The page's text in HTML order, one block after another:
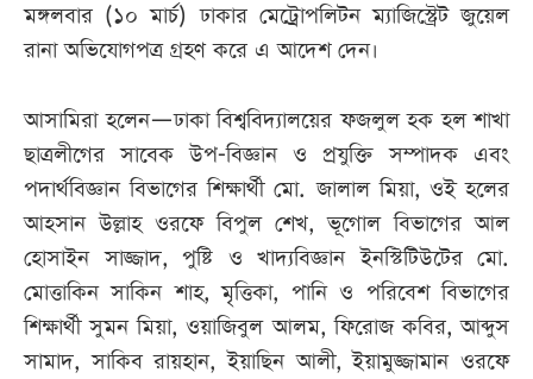
মঙ্গলবার (১০ মার্চ) ঢাকার মেট্রোপলিটন ম্যাজিস্ট্রেট জুয়েল
রানা অভিযোগপত্র গ্রহণ করে এ আদেশ দেন।
আসামিরা হলেন—ঢাকা বিশ্ববিদ্যালয়ের ফজলুল হক হল শাখা
ছাত্রলীগের সাবেক উপ-বিজ্ঞান ও প্রযুক্তি সম্পাদক এবং
পদার্থবিজ্ঞান বিভাগের শিক্ষার্থী মো. জালাল মিয়া, ওই হলের
আহসান উল্লাহ ওরফে বিপুল শেখ, ভূগোল বিভাগের আল
হোসাইন সাজ্জাদ, পুষ্টি ও খাদ্যবিজ্ঞান ইনস্টিটিউটের মো.
মোত্তাকিন সাকিন শাহ, মৃত্তিকা, পানি ও পরিবেশ বিভাগের
শিক্ষার্থী সুমন মিয়া, ওয়াজিবুল আলম, ফিরোজ কবির, আব্দুস
সামাদ, সাকিব রায়হান, ইয়াছিন আলী, ইয়ামুজ্জামান ওরফে